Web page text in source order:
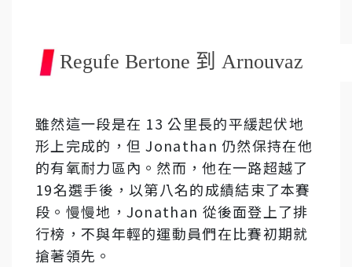
Regufe Bertone 到 Arnouvaz
雖然這一段是在 13 公里長的平緩起伏地
形上完成的，但 Jonathan 仍然保持在他
的有氧耐力區內。然而，他在一路超越了
19名選手後，以第八名的成績結束了本賽
段。慢慢地，Jonathan 從後面登上了排
行榜，不與年輕的運動員們在比賽初期就
搶著領先。